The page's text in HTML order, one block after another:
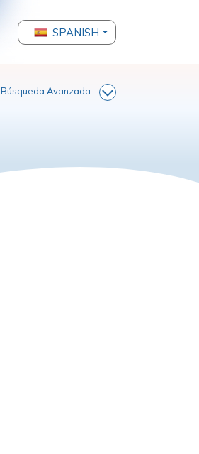
SPANISH
Búsqueda Avanzada